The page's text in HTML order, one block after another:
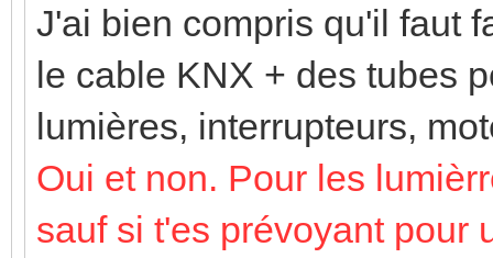
J'ai bien compris qu'il faut
le cable KNX + des tubes
lumières, interrupteurs,
Oui et non. Pour les
sauf si t'es prévoyant pour